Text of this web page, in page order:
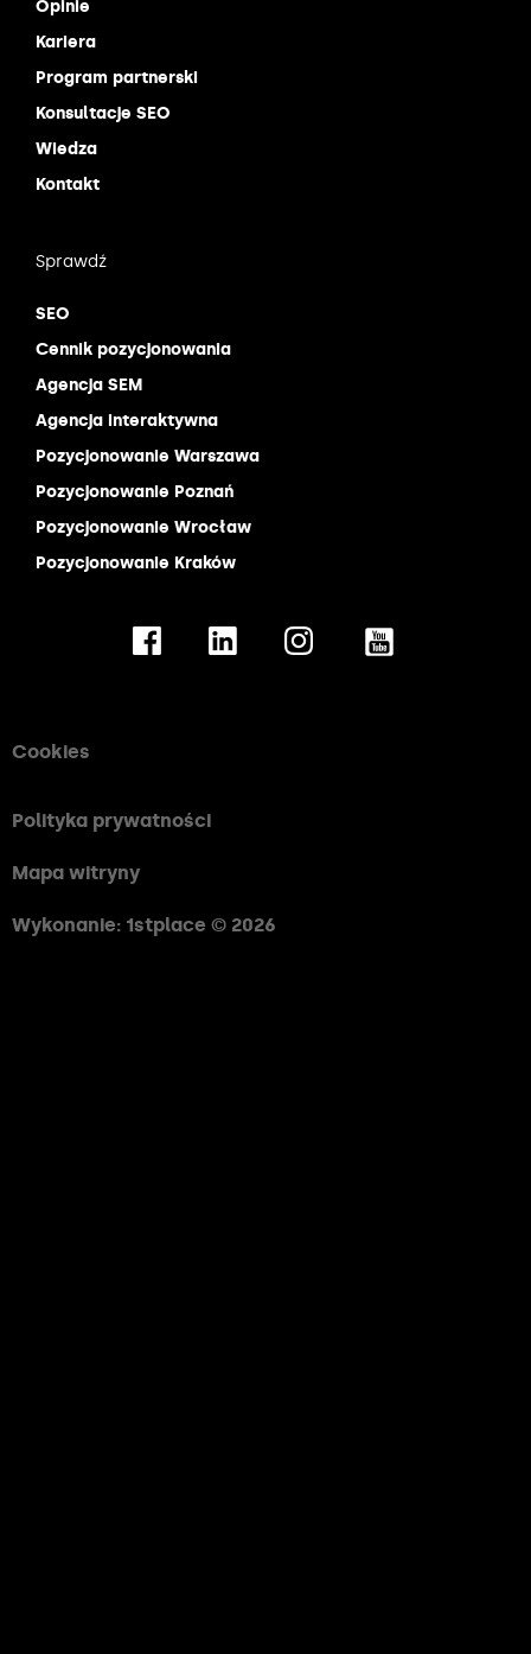
Opinie
Kariera
Program partnerski
Konsultacje SEO
Wiedza
Kontakt
Sprawdź
SEO
Cennik pozycjonowania
Agencja SEM
Agencja interaktywna
Pozycjonowanie Warszawa
Pozycjonowanie Poznań
Pozycjonowanie Wrocław
Pozycjonowanie Kraków
Cookies
Polityka prywatności
Mapa witryny
Wykonanie: 1stplace © 2026